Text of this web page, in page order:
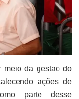
meio da gestão do
ações de
parte desse